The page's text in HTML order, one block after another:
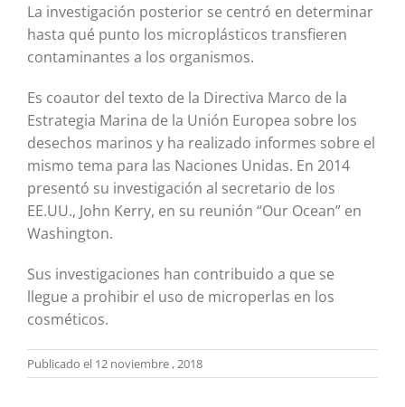
La investigación posterior se centró en determinar
hasta qué punto los microplásticos transfieren
contaminantes a los organismos.
Es coautor del texto de la Directiva Marco de la
Estrategia Marina de la Unión Europea sobre los
desechos marinos y ha realizado informes sobre el
mismo tema para las Naciones Unidas. En 2014
presentó su investigación al secretario de los
EE.UU., John Kerry, en su reunión “Our Ocean” en
Washington.
Sus investigaciones han contribuido a que se
llegue a prohibir el uso de microperlas en los
cosméticos.
Publicado el 12 noviembre , 2018